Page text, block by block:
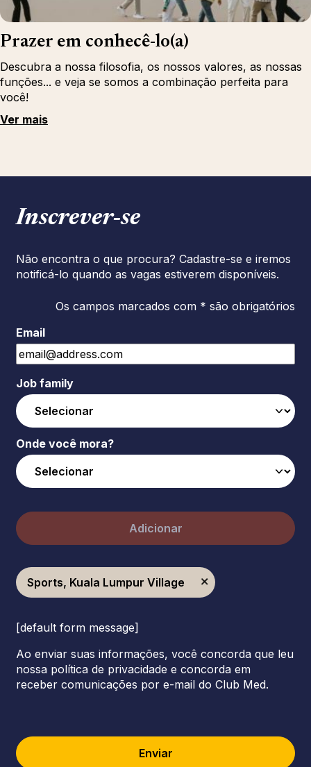
Prazer em conhecê-lo(a)
Descubra a nossa filosofia, os nossos valores, as nossas
funções... e veja se somos a combinação perfeita para
você!
Ver mais
Inscrever‑se
Não encontra o que procura? Cadastre-se e iremos
notificá-lo quando as vagas estiverem disponíveis.
Os campos marcados com * são obrigatórios
Email
Job family
Onde você mora?
Adicionar
Sports, Kuala Lumpur Village
[default form message]
Ao enviar suas informações, você concorda que leu
nossa política de privacidade e concorda em
receber comunicações por e-mail do Club Med.
Enviar